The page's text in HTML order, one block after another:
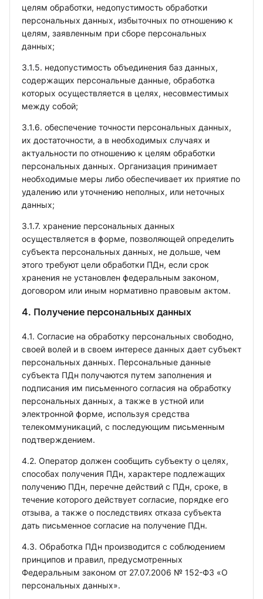
целям обработки, недопустимость обработки
персональных данных, избыточных по отношению к
целям, заявленным при сборе персональных
данных;
3.1.5. недопустимость объединения баз данных,
содержащих персональные данные, обработка
которых осуществляется в целях, несовместимых
между собой;
3.1.6. обеспечение точности персональных данных,
их достаточности, а в необходимых случаях и
актуальности по отношению к целям обработки
персональных данных. Организация принимает
необходимые меры либо обеспечивает их приятие по
удалению или уточнению неполных, или неточных
данных;
3.1.7. хранение персональных данных
осуществляется в форме, позволяющей определить
субъекта персональных данных, не дольше, чем
этого требуют цели обработки ПДн, если срок
хранения не установлен федеральным законом,
договором или иным нормативно правовым актом.
4. Получение персональных данных
4.1. Согласие на обработку персональных свободно,
своей волей и в своем интересе данных дает субъект
персональных данных. Персональные данные
субъекта ПДн получаются путем заполнения и
подписания им письменного согласия на обработку
персональных данных, а также в устной или
электронной форме, используя средства
телекоммуникаций, с последующим письменным
подтверждением.
4.2. Оператор должен сообщить субъекту о целях,
способах получения ПДн, характере подлежащих
получению ПДн, перечне действий с ПДн, сроке, в
течение которого действует согласие, порядке его
отзыва, а также о последствиях отказа субъекта
дать письменное согласие на получение ПДн.
4.3. Обработка ПДн производится с соблюдением
принципов и правил, предусмотренных
Федеральным законом от 27.07.2006 № 152-ФЗ «О
персональных данных».